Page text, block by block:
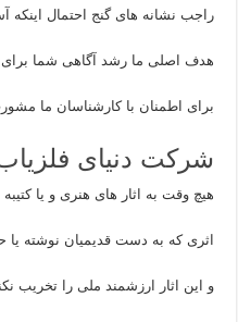
راجب نشانه های گنج احتمال اینکه
هدف اصلی ما رشد آگاهی شما
برای اطمنان با کارشناسان ما
شرکت دنیای
هیچ وقت به اثار های هنری و یا
اثری که به دست قدیمیان نوشته
و این اثار ارزشمند ملی را تخریب